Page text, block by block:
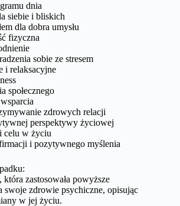
dnia
siebie i bliskich
dla dobra umysłu
fizyczna
sobie ze stresem
i relaksacyjne
społecznego
zdrowych relacji
perspektywy życiowej
celu w życiu
i pozytywnego myślenia
zastosowała powyższe
swoje zdrowie psychiczne, opisując
w jej życiu.